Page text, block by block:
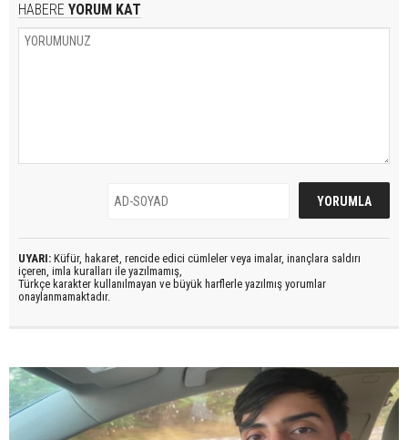
HABERE YORUM KAT
UYARI: Küfür, hakaret, rencide edici cümleler veya imalar, inançlara saldırı
içeren, imla kuralları ile yazılmamış,
Türkçe karakter kullanılmayan ve büyük harflerle yazılmış yorumlar
onaylanmamaktadır.